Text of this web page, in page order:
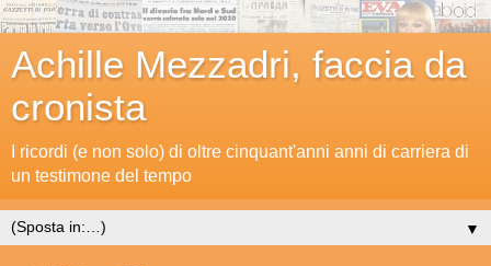
Achille Mezzadri, faccia da
cronista
I ricordi (e non solo) di oltre cinquant'anni anni di carriera di
un testimone del tempo
▼